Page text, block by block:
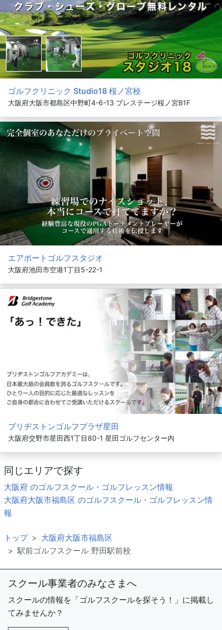
ゴルフクリニック Studio18 桜ノ宮校
大阪府大阪市都島区中野町4-6-13 プレステージ桜ノ宮B1F
エアポートゴルフスタジオ
大阪府池田市空港1丁目5-22-1
ブリヂストンゴルフプラザ星田
大阪府交野市星田西1丁目80-1 星田ゴルフセンター内
同じエリアで探す
大阪府 のゴルフスクール・ゴルフレッスン情報
大阪府大阪市福島区 のゴルフスクール・ゴルフレッスン情
報
トップ
大阪府大阪市福島区
駅前ゴルフスクール 野田駅前校
スクール事業者のみなさまへ
スクールの情報を「ゴルフスクールを探そう！」に掲載し
てみませんか？